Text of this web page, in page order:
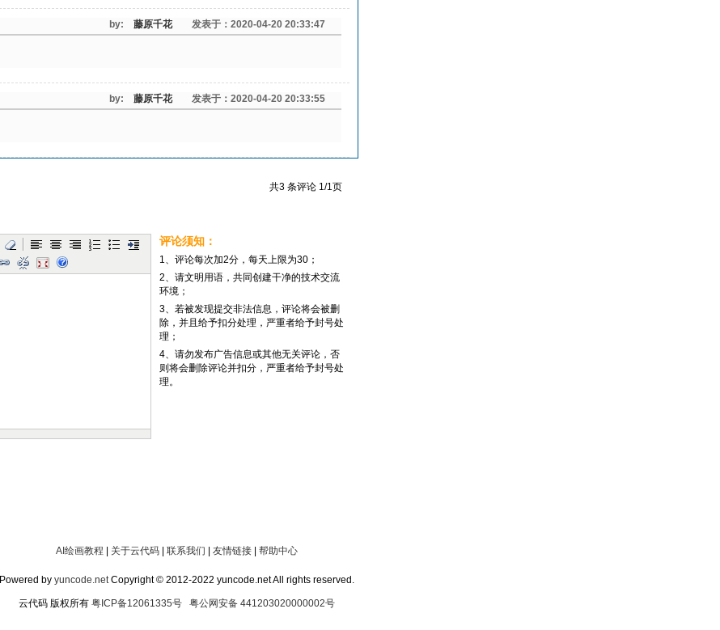
by: 藤原千花发表于：2020-04-20 20:33:47
by: 藤原千花发表于：2020-04-20 20:33:55
共3 条评论 1/1页
评论须知：
1、评论每次加2分，每天上限为30；
2、请文明用语，共同创建干净的技术交流
环境；
3、若被发现提交非法信息，评论将会被删
除，并且给予扣分处理，严重者给予封号处
理；
4、请勿发布广告信息或其他无关评论，否
则将会删除评论并扣分，严重者给予封号处
理。
AI绘画教程 关于云代码| 联系我们 友情链接| 帮助中心
Powered by yuncode.netCopyright © 2012-2022 yuncode.net All rights reserved.
云代码 版权所有 粤ICP备12061335号 粤公网安备 441203020000002号